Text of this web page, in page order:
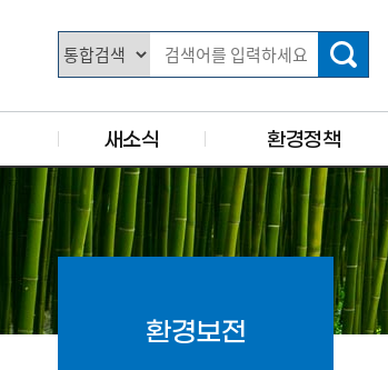
새소식 환경정책
환경보전